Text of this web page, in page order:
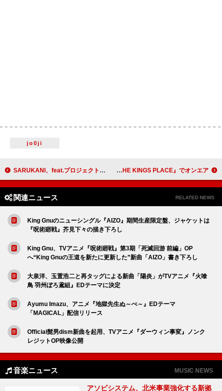
jo0ji
SARUKANI、feat.プロジェクト「arigato.」スタート 第1弾はみきまりあ（NOMELON NOLEMON） 綾小路 翔（氣志團）× GEN（04 Limited Sazabys） 、スペシャル音楽対談をJ-WAVE『THE KINGS PLACE』でオンエア
関連ニュース RELATED NEWS
King Gnuのニューシングル『AIZO』期間生産限定盤、ジャケットは
『呪術廻戦』芥見下々の描き下ろし
King Gnu、TVアニメ『呪術廻戦』第3期「死滅回游 前編」OP
へ“King Gnuの王道を新たに更新した”新曲「AIZO」書き下ろし
大泉洋、玉置浩二と再タッグによる新曲「陽炎」がTVアニメ『火喰
鳥 羽州ぼろ鳶組』EDテーマに決定
Ayumu Imazu、アニメ『地獄先生ぬ～べ～』EDテーマ
「MAGICAL」配信リリース
Official髭男dism新曲を起用、TVアニメ『ダーウィン事変』ノンク
レジットOP映像公開
音楽ニュース MUSIC NEWS
アソビシステム、北米事業強化する新拠